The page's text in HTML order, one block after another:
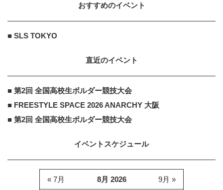
おすすめのイベント
■ SLS TOKYO
直近のイベント
■ 第2回 全国高校生ボルダー競技大会
■ FREESTYLE SPACE 2026 ANARCHY 大阪
■ 第2回 全国高校生ボルダー競技大会
イベントスケジュール
8月 2026
« 7月 9月 »